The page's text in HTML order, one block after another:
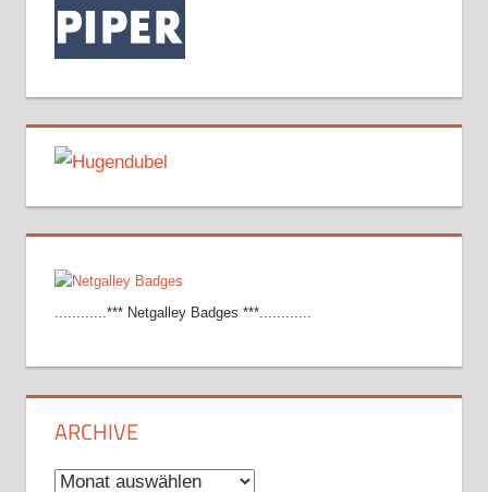
............*** Netgalley Badges ***............
ARCHIVE
Archive